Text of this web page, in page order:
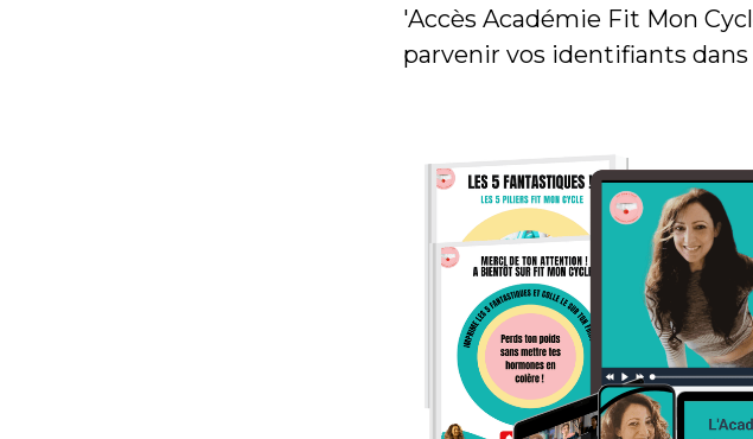
'Accès Académie Fit Mon
parvenir vos identifiants dans